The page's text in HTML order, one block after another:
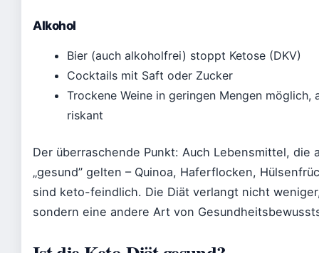
Alkohol
Bier (auch alkoholfrei) stoppt Ketose (DKV)
Cocktails mit Saft oder Zucker
Trockene Weine in geringen Mengen möglich,
riskant
Der überraschende Punkt: Auch Lebensmittel, die
„gesund” gelten – Quinoa, Haferflocken,
sind keto-feindlich. Die Diät verlangt nicht
sondern eine andere Art von